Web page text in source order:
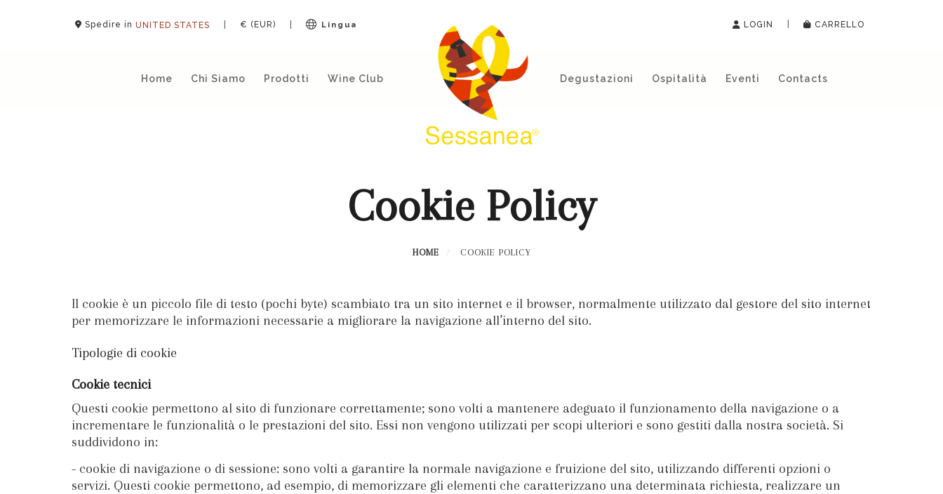
Spedire in UNITED STATES € (EUR) Lingua LOGIN CARRELLO
Home Chi Siamo Prodotti Wine Club Degustazioni Ospitalità Eventi Contacts
Cookie Policy
HOME COOKIE POLICY
Il cookie è un piccolo file di testo (pochi byte) scambiato tra un sito internet e il browser, normalmente utilizzato dal gestore del sito internet
per memorizzare le informazioni necessarie a migliorare la navigazione all’interno del sito.
Tipologie di cookie
Cookie tecnici
Questi cookie permettono al sito di funzionare correttamente; sono volti a mantenere adeguato il funzionamento della navigazione o a
incrementare le funzionalità o le prestazioni del sito. Essi non vengono utilizzati per scopi ulteriori e sono gestiti dalla nostra società. Si
suddividono in:
- cookie di navigazione o di sessione: sono volti a garantire la normale navigazione e fruizione del sito, utilizzando differenti opzioni o
servizi. Questi cookie permettono, ad esempio, di memorizzare gli elementi che caratterizzano una determinata richiesta, realizzare un